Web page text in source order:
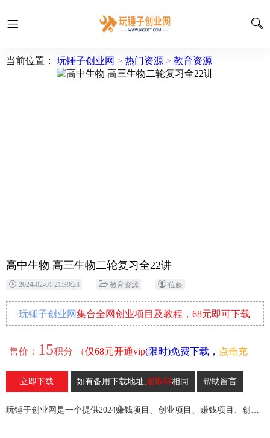
当前位置： 玩锤子创业网 > 热门资源 > 教育资源
高中生物 高三生物二轮复习全22讲
2024-02-01 21:39:23 教育资源 佐藤
玩锤子创业网集合全网创业项目及教程，68元即可下载
售价： 15积分 （仅68元开通vip(限时)免费下载， 点击充
）
立即下载 如有备用下载地址,提取码相同 帮助留言
玩锤子创业网是一个提供2024赚钱项目、创业项目、赚钱项目、创业赚钱教程、引流教程的创业网,欢迎来玩锤子创业网！